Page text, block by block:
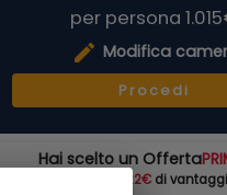
per persona
edit Modifica
Procedi
Hai scelto un Offerta
122€di vantaggi